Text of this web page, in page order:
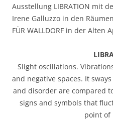
Ausstellung LIBRATION mit
Irene Galluzzo in den
FÜR WALLDORF in der Alten
Slight oscillations.
and negative spaces. It
and disorder are compared
signs and symbols that
point of